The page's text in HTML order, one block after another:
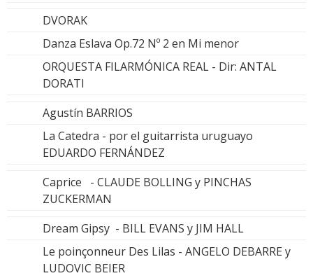
DVORAK
Danza Eslava Op.72 Nº 2 en Mi menor
ORQUESTA FILARMÓNICA REAL - Dir: ANTAL
DORATI
Agustín BARRIOS
La Catedra - por el guitarrista uruguayo
EDUARDO FERNÁNDEZ
Caprice - CLAUDE BOLLING y PINCHAS
ZUCKERMAN
Dream Gipsy - BILL EVANS y JIM HALL
Le poinçonneur Des Lilas - ANGELO DEBARRE y
LUDOVIC BEIER